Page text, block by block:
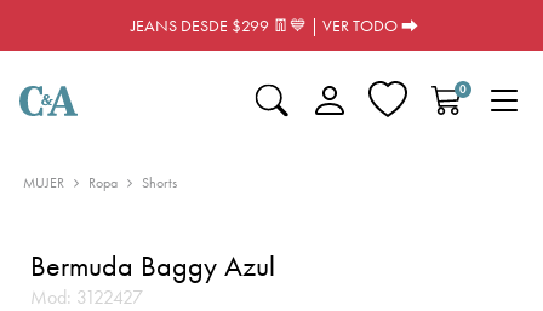
JEANS DESDE $299 👖💙 | VER TODO ⮕
0
MUJER Ropa Shorts
Bermuda Baggy Azul
Mod: 3122427